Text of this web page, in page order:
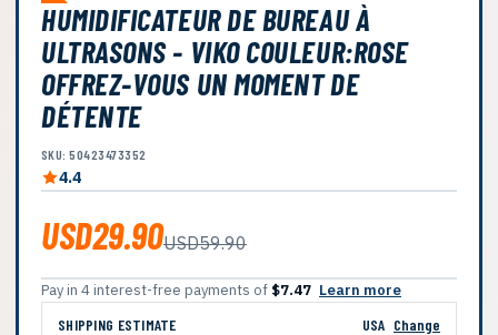
HUMIDIFICATEUR DE BUREAU À
ULTRASONS - VIKO COULEUR:ROSE
OFFREZ-VOUS UN MOMENT DE
DÉTENTE
SKU: 50423473352
4.4
USD29.90USD59.90
Pay in 4 interest-free payments of $7.47 Learn more
SHIPPING ESTIMATE
USA Change